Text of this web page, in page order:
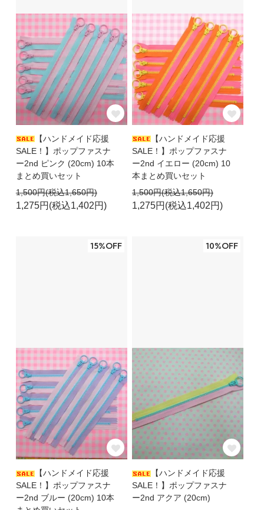
【ハンドメイド応援
SALE！】ポップファスナ
ー2nd ピンク (20cm) 10本
まとめ買いセット
1,500円(税込1,650円)
1,275円(税込1,402円)
【ハンドメイド応援
SALE！】ポップファスナ
ー2nd イエロー (20cm) 10
本まとめ買いセット
1,500円(税込1,650円)
1,275円(税込1,402円)
15%OFF
【ハンドメイド応援
SALE！】ポップファスナ
ー2nd ブルー (20cm) 10本
10%OFF
【ハンドメイド応援
SALE！】ポップファスナ
ー2nd アクア (20cm)